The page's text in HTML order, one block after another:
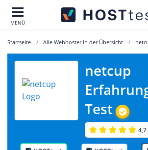
MENÜ
Startseite Alle Webhoster in der Übersicht
netcup
Test
4,7